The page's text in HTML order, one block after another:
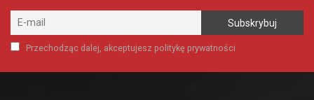
Przechodząc dalej, akceptujesz politykę prywatności